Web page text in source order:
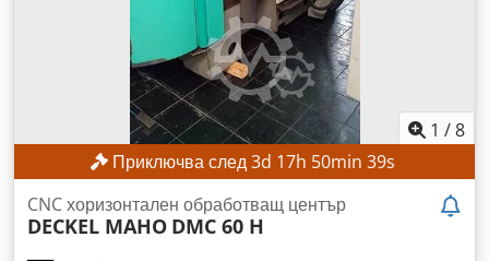
работната маса: 900 x 480 мм ДЕТАЙЛИ ЗА МАШИНАТА
Мощност на шпиндела: 5,5 kW Работни часове: 46 652 ч.
Тегло на машината: 2900 кг ОБОРУДВАНЕ Цифров
индикатор за позиция Millplus CNC
1 /8
Приключва след3d 17h 50min 37s
CNC хоризонтален обработващ център
DECKEL MAHO DMC 60 H